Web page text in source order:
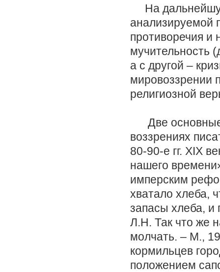
На
анализируемой
противоречия и
мучительность
а с другой –
мировоззрении
религиозной
Две основные
воззрениях
80-90-е гг. XIX
нашего
имперским
хватало хлеба,
запасы хлеба, и
Л.Н. Так что же
молчать. – М.,
кормильцев
положением